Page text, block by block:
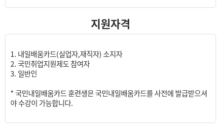
지원자격
1. 내일배움카드(실업자,재직자) 소지자
2. 국민취업지원제도 참여자
3. 일반인
* 국민내일배움카드 훈련생은 국민내일배움카드를 사전에 발급받으셔
야 수강이 가능합니다.